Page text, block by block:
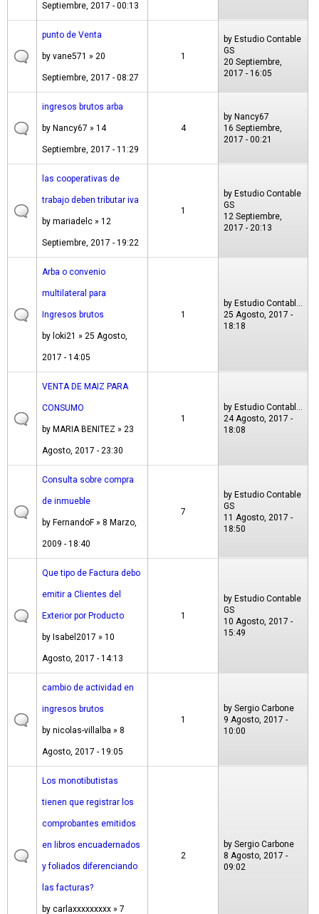
Septiembre, 2017 - 00:13
punto de Venta
by vane571 » 20
Septiembre, 2017 - 08:27
1
by Estudio Contable
GS
20 Septiembre,
2017 - 16:05
ingresos brutos arba
by Nancy67 » 14
Septiembre, 2017 - 11:29
4
by Nancy67
16 Septiembre,
2017 - 00:21
las cooperativas de
trabajo deben tributar iva
by mariadelc » 12
Septiembre, 2017 - 19:22
1
by Estudio Contable
GS
12 Septiembre,
2017 - 20:13
Arba o convenio
multilateral para
Ingresos brutos
by loki21 » 25 Agosto,
2017 - 14:05
1
by Estudio Contabl...
25 Agosto, 2017 -
18:18
VENTA DE MAIZ PARA
CONSUMO
by MARIA BENITEZ » 23
Agosto, 2017 - 23:30
1
by Estudio Contabl...
24 Agosto, 2017 -
18:08
Consulta sobre compra
de inmueble
by FernandoF» 8 Marzo,
2009 - 18:40
7
by Estudio Contable
GS
11 Agosto, 2017 -
18:50
Que tipo de Factura debo
emitir a Clientes del
Exterior por Producto
by Isabel2017 » 10
Agosto, 2017 - 14:13
1
by Estudio Contable
GS
10 Agosto, 2017 -
15:49
cambio de actividad en
ingresos brutos
by nicolas-villalba » 8
Agosto, 2017 - 19:05
1
by Sergio Carbone
9 Agosto, 2017 -
10:00
Los monotibutistas
tienen que registrar los
comprobantes emitidos
en libros encuadernados
y foliados diferenciando
las facturas?
by carlaxxxxxxxxx » 7
2
by Sergio Carbone
8 Agosto, 2017 -
09:02